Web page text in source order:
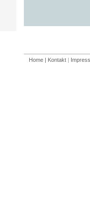
Home | Kontakt |